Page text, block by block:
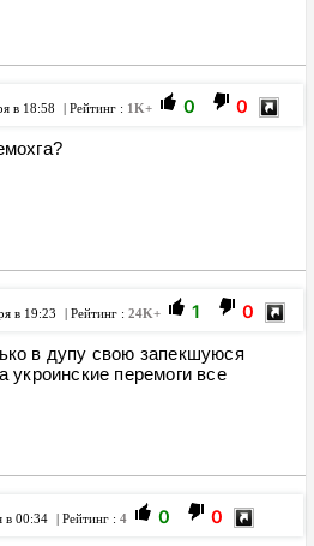
в 18:58 | Рейтинг : 1K+ 0 0
в 19:23 | Рейтинг : 24K+ 1 0
в дупу свою запекшуюся
укроинские перемоги все
в 00:34 | Рейтинг : 4 0 0